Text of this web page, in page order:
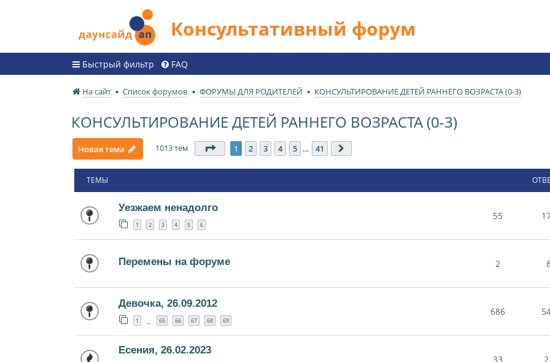
Консультативный форум
Быстрый фильтр FAQ
На сайт Список форумов ФОРУМЫ ДЛЯ РОДИТЕЛЕЙ КОНСУЛЬТИРОВАНИЕ ДЕТЕЙ РАННЕГО ВОЗРАСТА (0-3)
КОНСУЛЬТИРОВАНИЕ ДЕТЕЙ РАННЕГО ВОЗРАСТА (0-3)
Новая тема 1013 тем Страница из 41
1 2 3 4 5 … 41
ТЕМЫ
Уезжаем ненадолго
1 2 3 4 5 6
55
Перемены на форуме 2
Девочка, 26.09.2012
1 65 66 67 68 69
686
Есения, 26.02.2023
33